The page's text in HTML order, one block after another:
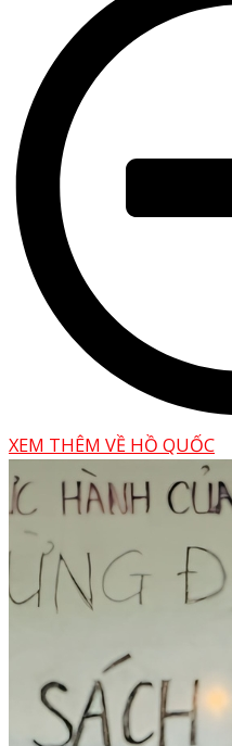
XEM THÊM VỀ HỒ QUỐC